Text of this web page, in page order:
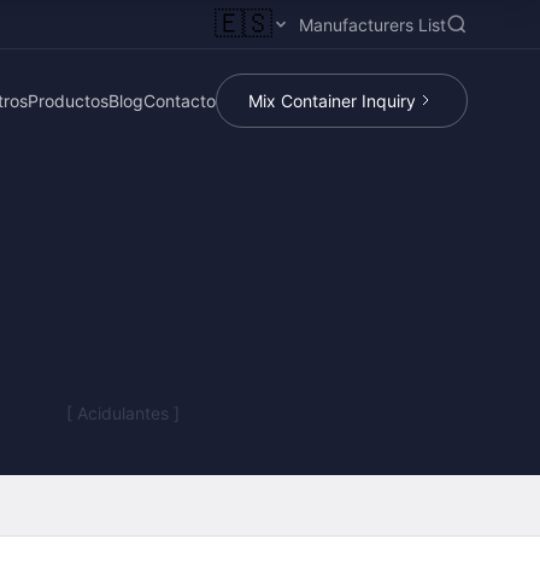
🇪🇸 Manufacturers List
ProductosBlogContacto Mix Container Inquiry
[ Acidulantes ]